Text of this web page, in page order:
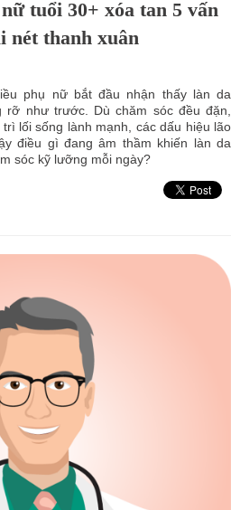
tuổi 30+ xóa tan 5 vấn
nét thanh xuân
phụ nữ bắt đầu nhận thấy làn da
rỡ như trước. Dù chăm sóc đều đặn,
lối sống lành mạnh, các dấu hiệu lão
điều gì đang âm thầm khiến làn da
sóc kỹ lưỡng mỗi ngày?